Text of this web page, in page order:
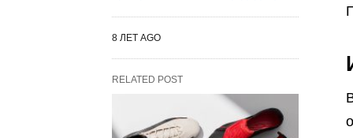
8 ЛЕТ AGO
RELATED POST